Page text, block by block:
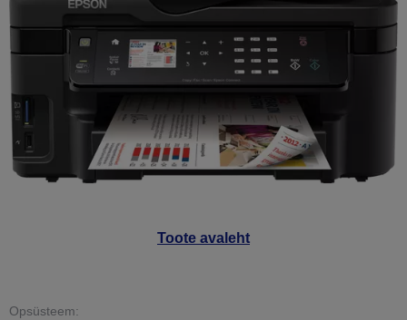
Toote avaleht
Opsüsteem: